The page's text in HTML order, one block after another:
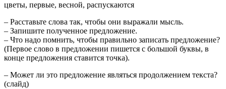
цветы, первые, весной, распускаются
– Расставьте слова так, чтобы они выражали мысль.
– Запишите полученное предложение.
– Что надо помнить, чтобы правильно записать предложение?
(Первое слово в предложении пишется с большой буквы, в
конце предложения ставится точка).
– Может ли это предложение являться продолжением текста?
(слайд)